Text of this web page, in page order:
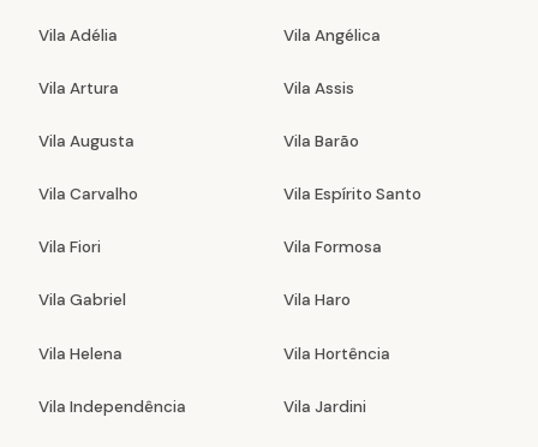
Vila Adélia Vila Angélica
Vila Artura Vila Assis
Vila Augusta Vila Barão
Vila Carvalho Vila Espírito Santo
Vila Fiori Vila Formosa
Vila Gabriel Vila Haro
Vila Helena Vila Hortência
Vila Independência Vila Jardini